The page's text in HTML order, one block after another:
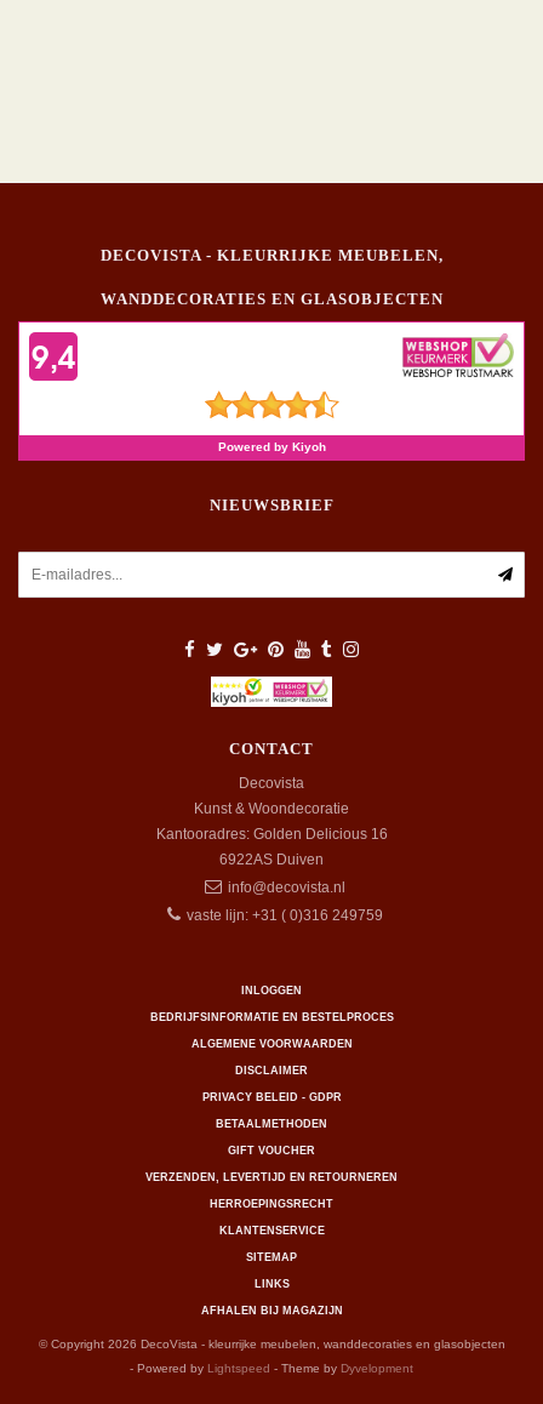
DECOVISTA - KLEURRIJKE MEUBELEN,
WANDDECORATIES EN GLASOBJECTEN
NIEUWSBRIEF
CONTACT
Decovista
Kunst & Woondecoratie
Kantooradres: Golden Delicious 16
6922AS Duiven
info@decovista.nl
vaste lijn: +31 ( 0)316 249759
INLOGGEN
BEDRIJFSINFORMATIE EN BESTELPROCES
ALGEMENE VOORWAARDEN
DISCLAIMER
PRIVACY BELEID - GDPR
BETAALMETHODEN
GIFT VOUCHER
VERZENDEN, LEVERTIJD EN RETOURNEREN
HERROEPINGSRECHT
KLANTENSERVICE
SITEMAP
LINKS
AFHALEN BIJ MAGAZIJN
© Copyright 2026 DecoVista - kleurrijke meubelen, wanddecoraties en glasobjecten
- Powered by Lightspeed - Theme by Dyvelopment